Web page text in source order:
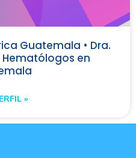
Guatemala • Dra.
Hematólogos en
»